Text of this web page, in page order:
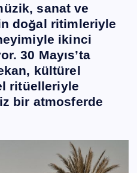
sanat ve
doğal ritimleriyle
ikinci
30 Mayıs’ta
kültürel
ritüelleriyle
bir atmosferde